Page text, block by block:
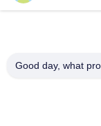
Good day, what